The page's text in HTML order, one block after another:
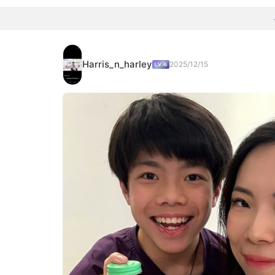
Harris_n_harley 2025/12/15